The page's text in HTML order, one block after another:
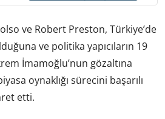
ve Robert Preston, Türkiye’de
ve politika yapıcıların 19
İmamoğlu’nun gözaltına
oynaklığı sürecini başarılı
etti.